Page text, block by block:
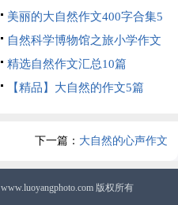
八篇
美丽的大自然作文400字合集5
篇自然科学博物馆之旅小学作文
精选自然作文汇总10篇
【精品】大自然的作文5篇
下一篇： 大自然的心声作文
www.luoyangphoto.com 版权所有